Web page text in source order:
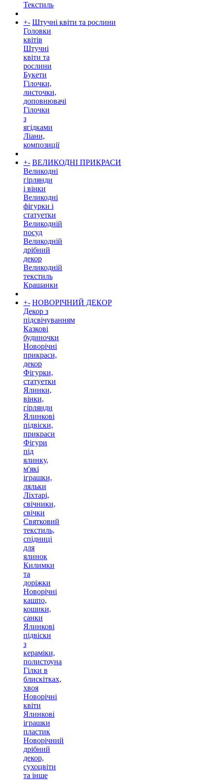
Текстиль
+- Штучні квіти та рослини
Головки
квітів
Штучні
квіти та
рослини
Букети
Гілочки,
листочки,
доповнювачі
Гілочки
з
ягідками
Ліани,
композиції
+- ВЕЛИКОДНІ ПРИКРАСИ
Великодні
гірлянди
і вінки
Великодні
фігурки і
статуетки
Великодній
посуд
Великодній
дрібний
декор
Великодній
текстиль
Крашанки
+- НОВОРІЧНИЙ ДЕКОР
Декор з
підсвічуванням
Казкові
будиночки
Новорічні
прикраси,
декор
Фігурки,
статуетки
Ялинки,
вінки,
гірлянди
Ялинкові
підвіски,
прикраси
Фігури
під
ялинку,
м'які
іграшки,
ляльки
Ліхтарі,
свічники,
свічки
Святковий
текстиль,
спідниці
для
ялинок
Килимки
та
доріжки
Новорічні
кашпо,
кошики,
санки
Ялинкові
підвіски
з
кераміки,
полистоуна
Гілки в
блискітках,
хвоя
Новорічні
квіти
Ялинкові
іграшки
пластик
Новорічний
дрібний
декор,
сухоцвіти
та інше